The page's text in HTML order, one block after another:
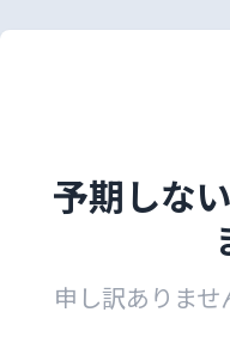
予期しな
申し訳ありま